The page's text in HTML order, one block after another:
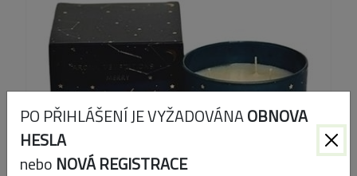
PO PŘIHLÁŠENÍ JE VYŽADOVÁNAOBNOVA
HESLA
nebo NOVÁ REGISTRACE